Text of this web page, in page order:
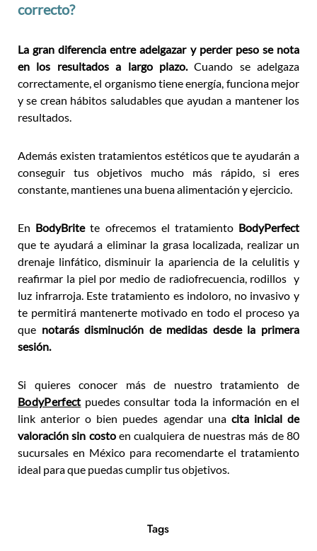
correcto?
La gran diferencia entre adelgazar y perder peso se nota
en los resultados a largo plazo.Cuando se adelgaza
correctamente, el organismo tiene energía, funciona mejor
y se crean hábitos saludables que ayudan a mantener los
resultados.
Además existen tratamientos estéticos que te ayudarán a
conseguir tus objetivos mucho más rápido, si eres
constante, mantienes una buena alimentación y ejercicio.
En BodyBritete ofrecemos el tratamiento BodyPerfect
que te ayudará a eliminar la grasa localizada, realizar un
drenaje linfático, disminuir la apariencia de la celulitis y
reafirmar la piel por medio de radiofrecuencia, rodillos y
luz infrarroja. Este tratamiento es indoloro, no invasivo y
te permitirá mantenerte motivado en todo el proceso ya
que notarás disminución de medidas desde la primera
sesión.
Si quieres conocer más de nuestro tratamiento de
BodyPerfect puedes consultar toda la información en el
link anterior o bien puedes agendar una cita inicial de
valoración sin costoen cualquiera de nuestras más de 80
sucursales en México para recomendarte el tratamiento
ideal para que puedas cumplir tus objetivos.
Tags